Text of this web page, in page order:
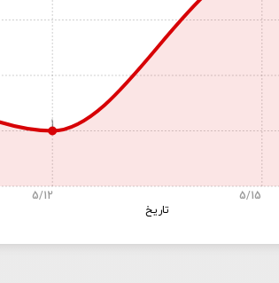
تاریخ
1
5/12 5/15